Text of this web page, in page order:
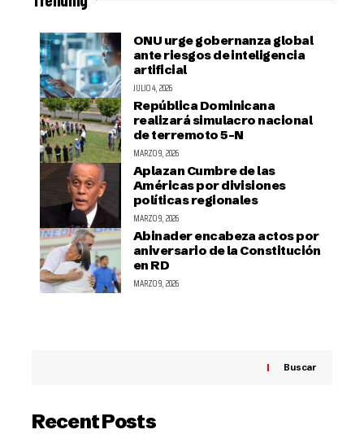
ONU urge gobernanza global
ante riesgos de inteligencia
artificial
JULIO 4, 2026
República Dominicana
realizará simulacro nacional
de terremoto 5-N
MARZO 9, 2026
Aplazan Cumbre de las
Américas por divisiones
políticas regionales
MARZO 9, 2026
Abinader encabeza actos por
aniversario de la Constitución
en RD
MARZO 9, 2026
Buscar
Recent Posts